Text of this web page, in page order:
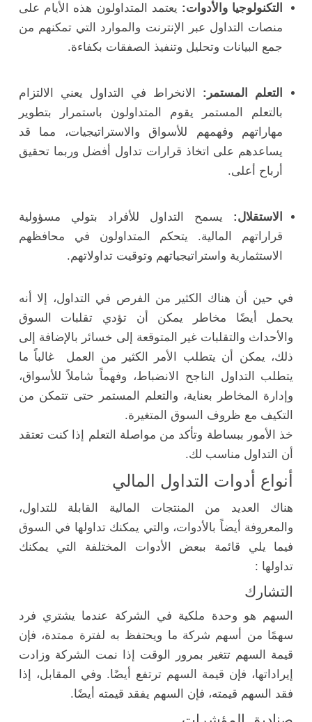
التكنولوجيا والأدوات: يعتمد المتداولون هذه الأيام على
منصات التداول عبر الإنترنت والموارد التي تمكنهم من
جمع البيانات وتحليل وتنفيذ الصفقات بكفاءة.
التعلم المستمر: الانخراط في التداول يعني الالتزام
بالتعلم المستمر يقوم المتداولون باستمرار بتطوير
مهاراتهم وفهمهم للأسواق والاستراتيجيات، مما قد
يساعدهم على اتخاذ قرارات تداول أفضل وربما تحقيق
أرباح أعلى.
الاستقلال: يسمح التداول للأفراد بتولي مسؤولية
قراراتهم المالية. يتحكم المتداولون في محافظهم
الاستثمارية واستراتيجياتهم وتوقيت تداولاتهم.
في حين أن هناك الكثير من الفرص في التداول، إلا أنه
يحمل أيضًا مخاطر يمكن أن تؤدي تقلبات السوق
والأحداث والتقلبات غير المتوقعة إلى خسائر بالإضافة إلى
ذلك، يمكن أن يتطلب الأمر الكثير من العمل غالباً ما
يتطلب التداول الناجح الانضباط، وفهماً شاملاً للأسواق،
وإدارة المخاطر بعناية، والتعلم المستمر حتى تتمكن من
التكيف مع ظروف السوق المتغيرة.
خذ الأمور ببساطة وتأكد من مواصلة التعلم إذا كنت تعتقد
أن التداول مناسب لك.
أنواع أدوات التداول المالي
هناك العديد من المنتجات المالية القابلة للتداول،
والمعروفة أيضاً بالأدوات، والتي يمكنك تداولها في السوق
فيما يلي قائمة ببعض الأدوات المختلفة التي يمكنك
تداولها :
التشارك
السهم هو وحدة ملكية في الشركة عندما يشتري فرد
سهمًا من أسهم شركة ما ويحتفظ به لفترة ممتدة، فإن
قيمة السهم تتغير بمرور الوقت إذا نمت الشركة وزادت
إيراداتها، فإن قيمة السهم ترتفع أيضًا. وفي المقابل، إذا
فقد السهم قيمته، فإن السهم يفقد قيمته أيضًا.